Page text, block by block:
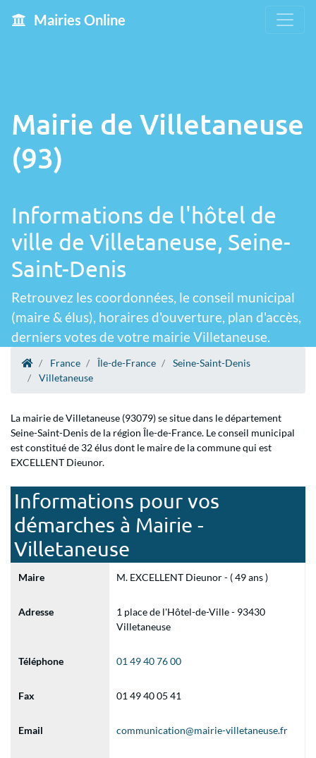
Mairies Online
Mairie de Villetaneuse
(93)
Informations de l'hôtel de
ville de Villetaneuse, Seine-
Saint-Denis
Retrouvez les coordonnées, le conseil municipal
(maire & élus), horaires d'ouverture, plan d'accès,
derniers votes de votre mairie Villetaneuse.
France Île-de-France
Seine-Saint-Denis
Villetaneuse
La mairie de Villetaneuse (93079) se situe dans le département
Seine-Saint-Denis de la région Île-de-France. Le conseil municipal
est constitué de 32 élus dont le maire de la commune qui est
EXCELLENT Dieunor.
Informations pour vos
démarches à Mairie -
Villetaneuse
Maire M. EXCELLENT Dieunor - ( 49 ans )
Adresse
1 place de l'Hôtel-de-Ville - 93430
Villetaneuse
Téléphone 01 49 40 76 00
Fax 01 49 40 05 41
Email communication@mairie-villetaneuse.fr